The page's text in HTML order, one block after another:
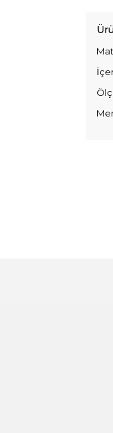
*
*
*
*